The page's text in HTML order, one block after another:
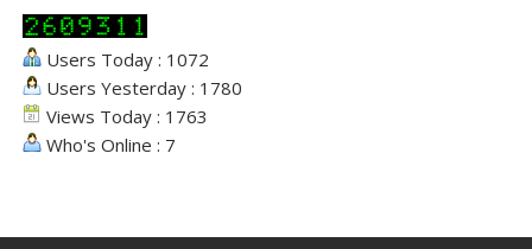
Users Today : 1072
Users Yesterday : 1780
Views Today : 1763
Who's Online : 7